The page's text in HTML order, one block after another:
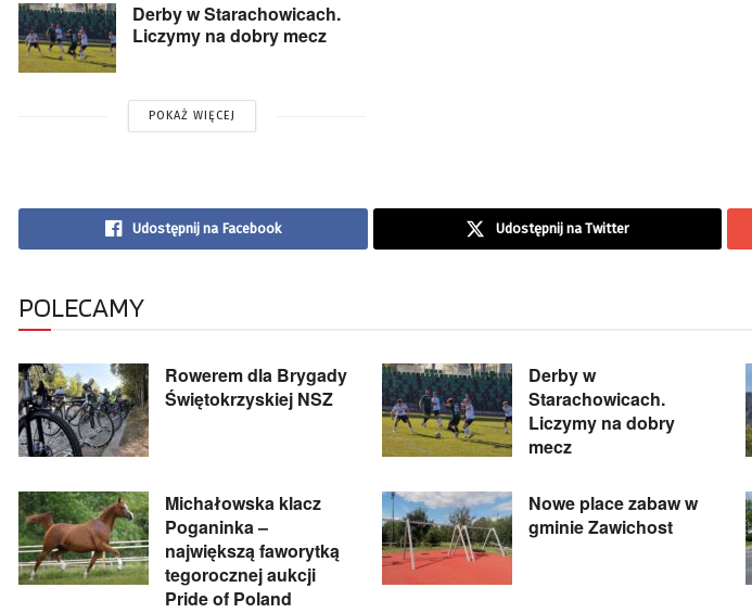
Derby w Starachowicach.
Liczymy na dobry mecz
POKAŻ WIĘCEJ
Udostępnij na Facebook Udostępnij na Twitter
POLECAMY
Rowerem dla Brygady
Świętokrzyskiej NSZ
Derby w
Starachowicach.
Liczymy na dobry
mecz
Michałowska klacz
Poganinka –
największą faworytką
tegorocznej aukcji
Pride of Poland
Nowe place zabaw w
gminie Zawichost